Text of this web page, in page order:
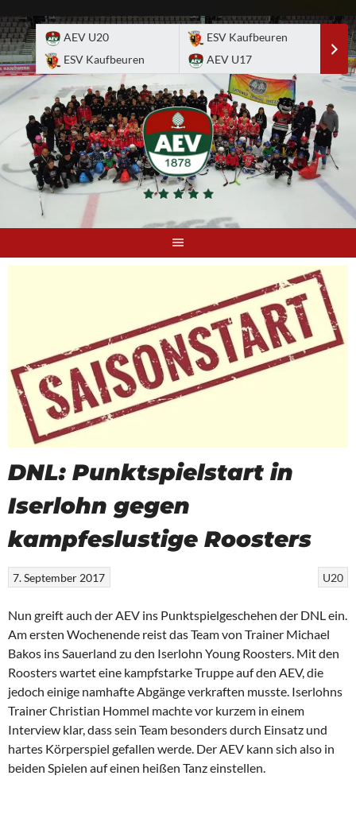
to
content
AEV U20
ESV Kaufbeuren
ESV Kaufbeuren
AEV U17
DNL: Punktspielstart in
Iserlohn gegen
kampfeslustige Roosters
U20
7. September 2017
Nun greift auch der AEV ins Punktspielgeschehen der DNL ein.
Am ersten Wochenende reist das Team von Trainer Michael
Bakos ins Sauerland zu den Iserlohn Young Roosters. Mit den
Roosters wartet eine kampfstarke Truppe auf den AEV, die
jedoch einige namhafte Abgänge verkraften musste. Iserlohns
Trainer Christian Hommel machte vor kurzem in einem
Interview klar, dass sein Team besonders durch Einsatz und
hartes Körperspiel gefallen werde. Der AEV kann sich also in
beiden Spielen auf einen heißen Tanz einstellen.